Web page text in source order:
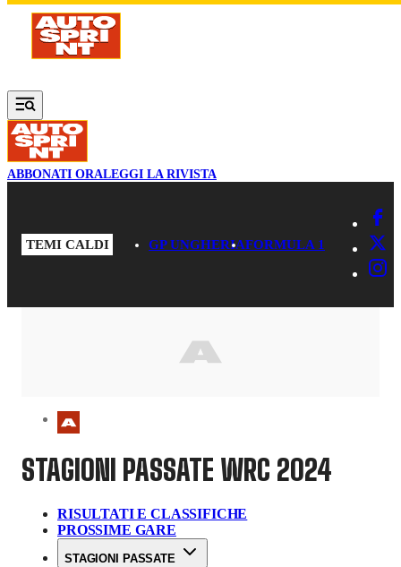
Vai al contenuto principale
ABBONATI ORALEGGI LA RIVISTA
TEMI CALDI GP UNGHERIAFORMULA 1
STAGIONI PASSATE WRC 2024
RISULTATI E CLASSIFICHE
PROSSIME GARE
STAGIONI PASSATE